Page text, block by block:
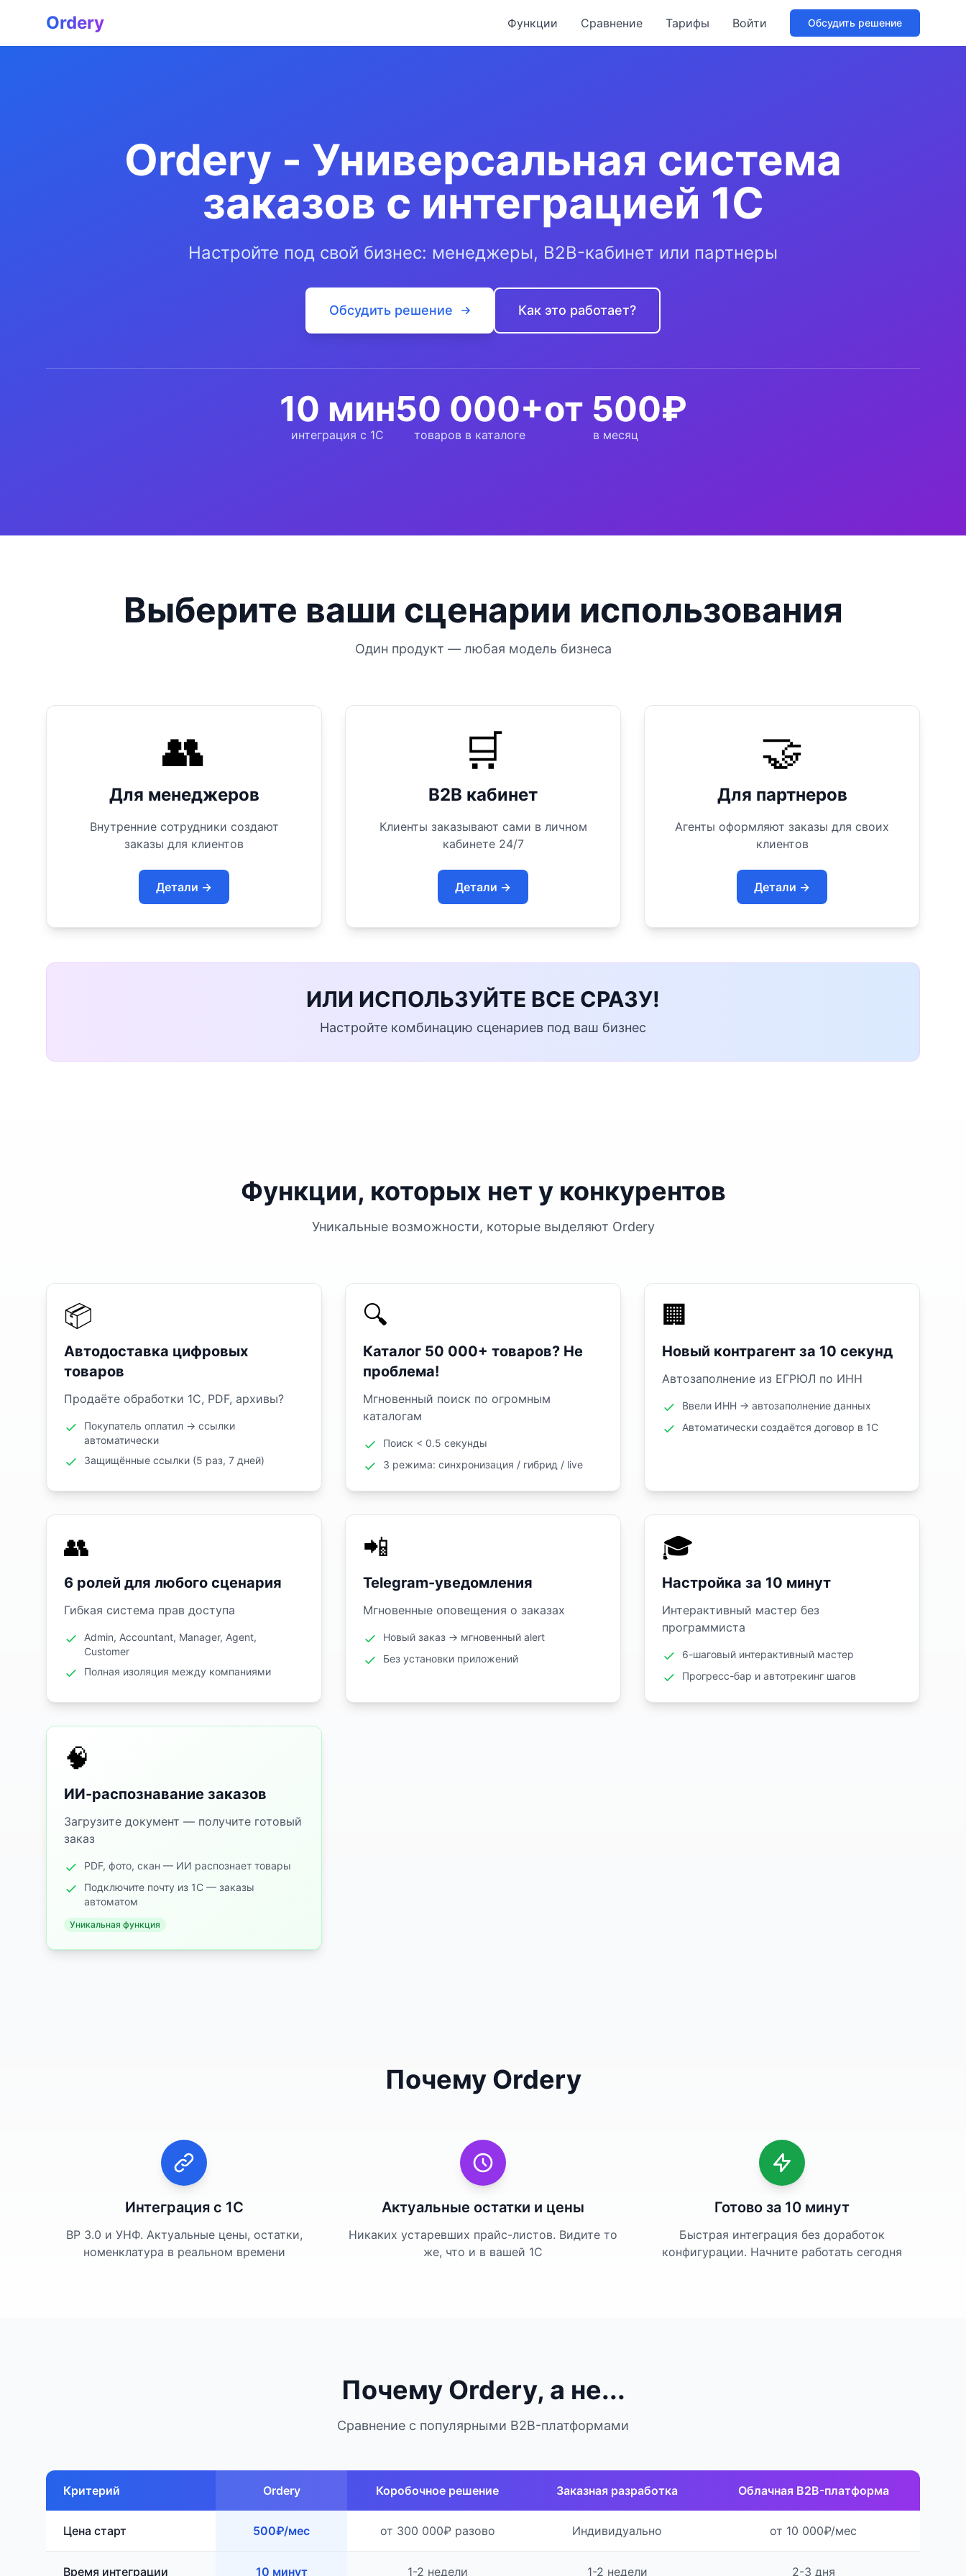
Ordery Функции Сравнение Тарифы Войти Обсудить решение
Ordery - Универсальная система
заказов с интеграцией 1С
Настройте под свой бизнес: менеджеры, B2B-кабинет или партнеры
Обсудить решение Как это работает?
10 мин
интеграция с 1С
50 000+
товаров в каталоге
от 500₽
в месяц
Выберите ваши сценарии использования
Один продукт — любая модель бизнеса
👥
Для менеджеров
Внутренние сотрудники создают
заказы для клиентов
Детали →
🛒
B2B кабинет
Клиенты заказывают сами в личном
кабинете 24/7
Детали →
🤝
Для партнеров
Агенты оформляют заказы для своих
клиентов
Детали →
ИЛИ ИСПОЛЬЗУЙТЕ ВСЕ СРАЗУ!
Настройте комбинацию сценариев под ваш бизнес
Функции, которых нет у конкурентов
Уникальные возможности, которые выделяют Ordery
📦
Автодоставка цифровых
товаров
Продаёте обработки 1С, PDF, архивы?
Покупатель оплатил → ссылки
автоматически
Защищённые ссылки (5 раз, 7 дней)
🔍
Каталог 50 000+ товаров? Не
проблема!
Мгновенный поиск по огромным
каталогам
Поиск < 0.5 секунды
3 режима: синхронизация / гибрид / live
🏢
Новый контрагент за 10 секунд
Автозаполнение из ЕГРЮЛ по ИНН
Ввели ИНН → автозаполнение данных
Автоматически создаётся договор в 1С
👥
6 ролей для любого сценария
Гибкая система прав доступа
Admin, Accountant, Manager, Agent,
Customer
Полная изоляция между компаниями
📲
Telegram-уведомления
Мгновенные оповещения о заказах
Новый заказ → мгновенный alert
Без установки приложений
🎓
Настройка за 10 минут
Интерактивный мастер без
программиста
6-шаговый интерактивный мастер
Прогресс-бар и автотрекинг шагов
🧠
ИИ-распознавание заказов
Загрузите документ — получите готовый
заказ
PDF, фото, скан — ИИ распознает товары
Подключите почту из 1С — заказы
автоматом
Уникальная функция
Почему Ordery
Интеграция с 1С
BP 3.0 и УНФ. Актуальные цены, остатки,
номенклатура в реальном времени
Актуальные остатки и цены
Никаких устаревших прайс-листов. Видите то
же, что и в вашей 1С
Готово за 10 минут
Быстрая интеграция без доработок
конфигурации. Начните работать сегодня
Почему Ordery, а не...
Сравнение с популярными B2B-платформами
Критерий Ordery Коробочное решение Заказная разработка Облачная B2B-платформа
Цена старт 500₽/мес от 300 000₽ разово Индивидуально от 10 000₽/мес
Время интеграции 10 минут 1-2 недели 1-2 недели 2-3 дня